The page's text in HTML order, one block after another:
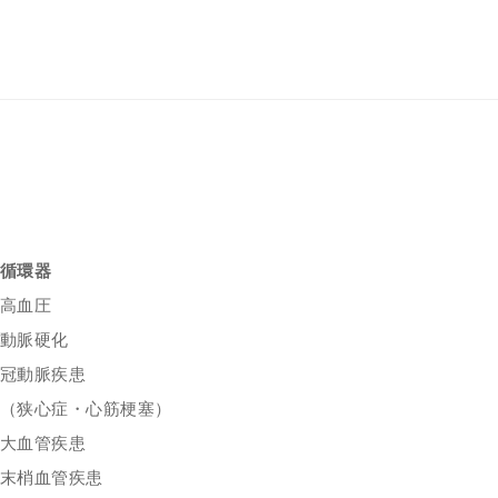
循環器
高血圧
動脈硬化
冠動脈疾患
（狭心症・心筋梗塞）
大血管疾患
末梢血管疾患